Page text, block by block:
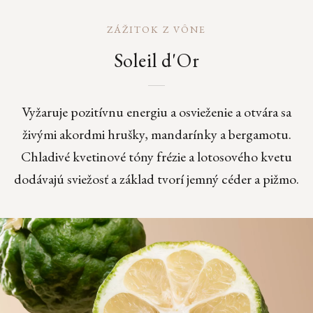
ZÁŽITOK Z VÔNE
Soleil d'Or
Vyžaruje pozitívnu energiu a osvieženie a otvára sa
živými akordmi hrušky, mandarínky a bergamotu.
Chladivé kvetinové tóny frézie a lotosového kvetu
dodávajú sviežosť a základ tvorí jemný céder a pižmo.